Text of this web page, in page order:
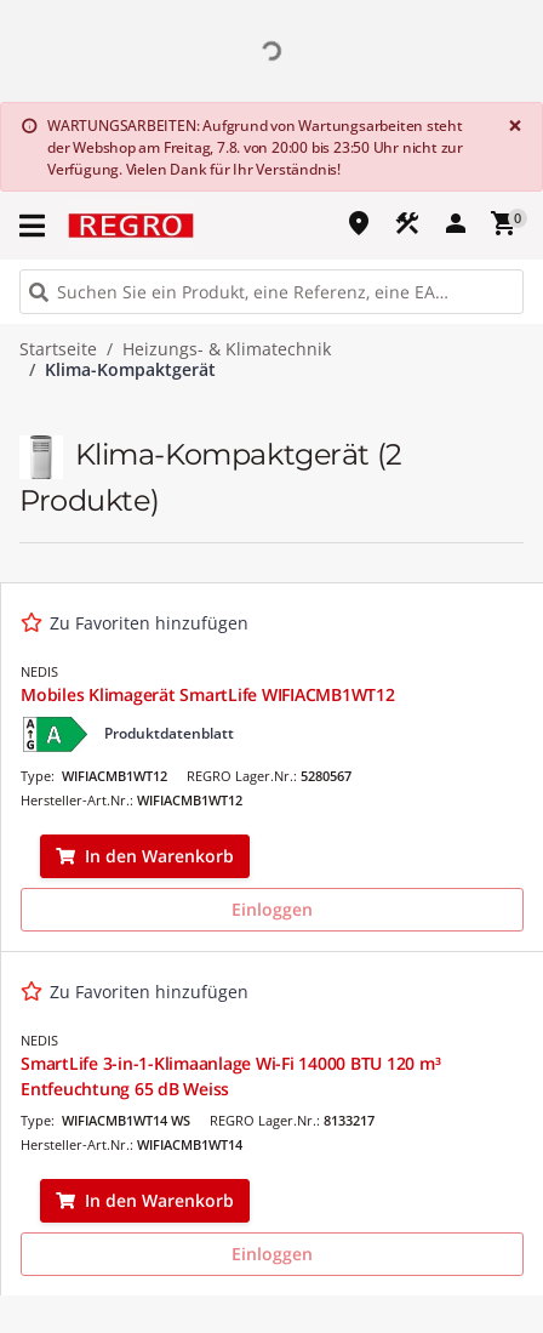
info WARTUNGSARBEITEN: Aufgrund von Wartungsarbeiten steht
der Webshop am Freitag, 7.8. von 20:00 bis 23:50 Uhr nicht zur
Verfügung. Vielen Dank für Ihr Verständnis!
×
place construction person shopping_cart0
Startseite
Heizungs- & Klimatechnik
Klima-Kompaktgerät
Klima-Kompaktgerät (2
Produkte)
Zu Favoriten hinzufügen
NEDIS
Mobiles Klimagerät SmartLife WIFIACMB1WT12
Produktdatenblatt
REGRO Lager.Nr.: 5280567
Type: WIFIACMB1WT12
Hersteller-Art.Nr.: WIFIACMB1WT12
In den Warenkorb
Einloggen
Zu Favoriten hinzufügen
NEDIS
SmartLife 3-in-1-Klimaanlage Wi-Fi 14000 BTU 120 m³
Entfeuchtung 65 dB Weiss
REGRO Lager.Nr.: 8133217
Type: WIFIACMB1WT14 WS
Hersteller-Art.Nr.: WIFIACMB1WT14
In den Warenkorb
Einloggen